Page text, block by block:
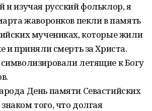
и изучая русский фольклор, я
жаворонков пекли в память
мучениках, которые жили
и приняли смерть за Христа.
летящие к Богу
День памяти Севастийских
того, что долгая